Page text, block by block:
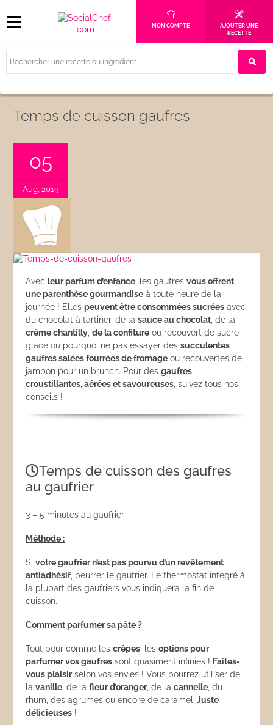
MON COMPTE
AJOUTER UNE
RECETTE
Temps de cuisson gaufres
05
Aug, 2019
Avec leur parfum d’enfance , les gaufresvous offrent
une parenthèse gourmandise à toute heure de la
journée ! Ellespeuvent être consommées sucrées avec
du chocolat à tartiner, de lasauce au chocolat , de la
crème chantilly ,de la confiture ou recouvert de sucre
glace ou pourquoi ne pas essayer dessucculentes
gaufressalées fourrées de fromage ou recouvertes de
jambon pour un brunch. Pour desgaufres
croustillantes, aérées et savoureuses , suivez tous nos
conseils !
Temps de cuisson des gaufres
au gaufrier
3 – 5 minutes au gaufrier
Méthode :
Sivotre gaufrier n’est pas pourvu d’un revêtement
antiadhésif, beurrer le gaufrier. Le thermostat intégré à
la plupart des gaufriers vous indiquera la fin de
cuisson.
Comment parfumer sa pâte ?
Tout pour comme lescrêpes , lesoptions pour
parfumer vos gaufres sont quasiment infinies ! Faites-
vous plaisirselon vos envies ! Vous pourrez utiliser de
lavanille , de lafleur d’oranger, de lacannelle , du
rhum, des agrumes ou encore de caramel. Juste
délicieuses !